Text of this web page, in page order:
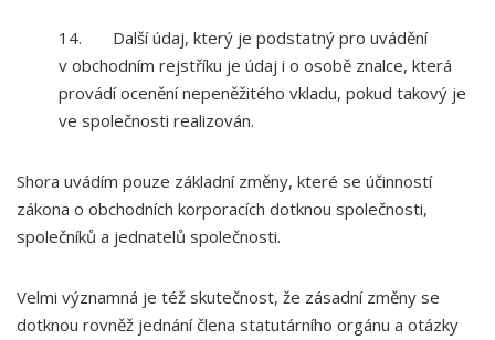
14. Další údaj, který je podstatný pro uvádění
v obchodním rejstříku je údaj i o osobě znalce, která
provádí ocenění nepeněžitého vkladu, pokud takový je
ve společnosti realizován.
Shora uvádím pouze základní změny, které se účinností
zákona o obchodních korporacích dotknou společnosti,
společníků a jednatelů společnosti.
Velmi významná je též skutečnost, že zásadní změny se
dotknou rovněž jednání člena statutárního orgánu a otázky